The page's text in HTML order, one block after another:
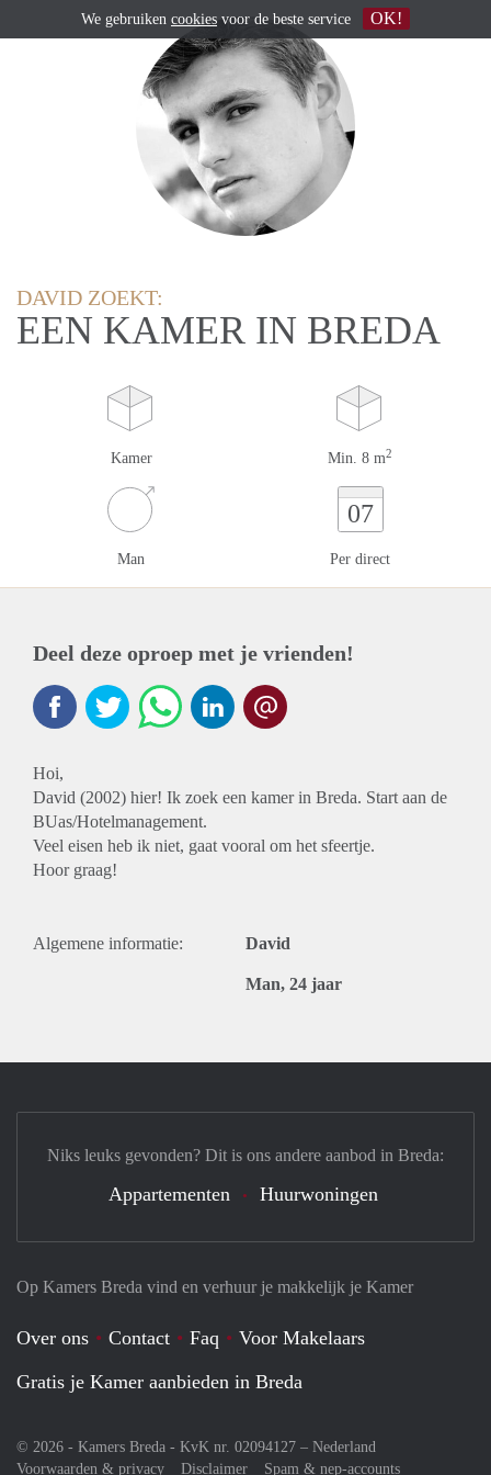
DAVID ZOEKT:
EEN KAMER IN BREDA
Kamer Min. 8 m2
Man
07
Per direct
Deel deze oproep met je vrienden!
Hoi,
David (2002) hier! Ik zoek een kamer in Breda. Start aan de
BUas/Hotelmanagement.
Veel eisen heb ik niet, gaat vooral om het sfeertje.
Hoor graag!
Algemene informatie: David
Man, 24 jaar
Op Kamers Breda vind en verhuur je makkelijk je Kamer
Over ons Contact Faq
Voor Makelaars
Gratis je Kamer aanbieden in Breda
© 2026 - Kamers Breda - KvK nr. 02094127 – Nederland
Voorwaarden & privacy
Disclaimer Spam & nep-accounts
Niks leuks gevonden? Dit is ons andere aanbod in Breda:
Appartementen Huurwoningen
We gebruiken cookies voor de beste service OK!